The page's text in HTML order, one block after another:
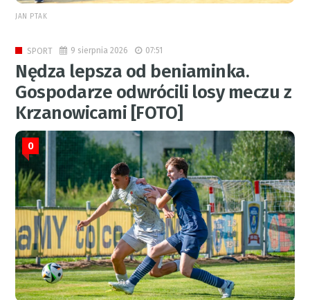
JAN PTAK
SPORT 9 sierpnia 2026 07:51
Nędza lepsza od beniaminka.
Gospodarze odwrócili losy meczu z
Krzanowicami [FOTO]
0